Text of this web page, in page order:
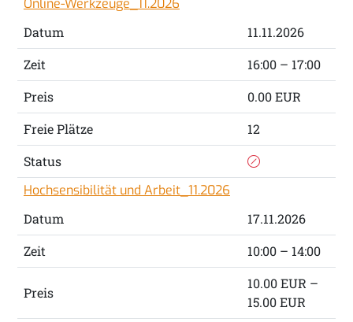
Online-Werkzeuge_11.2026
Datum
11.11.2026
Zeit
16:00 – 17:00
Preis
0.00 EUR
Freie Plätze
12
Status
Hochsensibilität und Arbeit_11.2026
Datum
17.11.2026
Zeit
10:00 – 14:00
Preis
10.00 EUR –
15.00 EUR